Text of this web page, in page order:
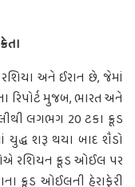
રશિયા અને ઈરાન છે, જેમાં
રિપોર્ટ મુજબ, ભારત અને
લગભગ 20 ટકા ક્રૂડ
યુદ્ધ શરૂ થયા બાદ શૈડો
રશિયન ક્રૂડ ઓઈલ પર
ક્રૂડ ઓઈલની હેરાફેરી